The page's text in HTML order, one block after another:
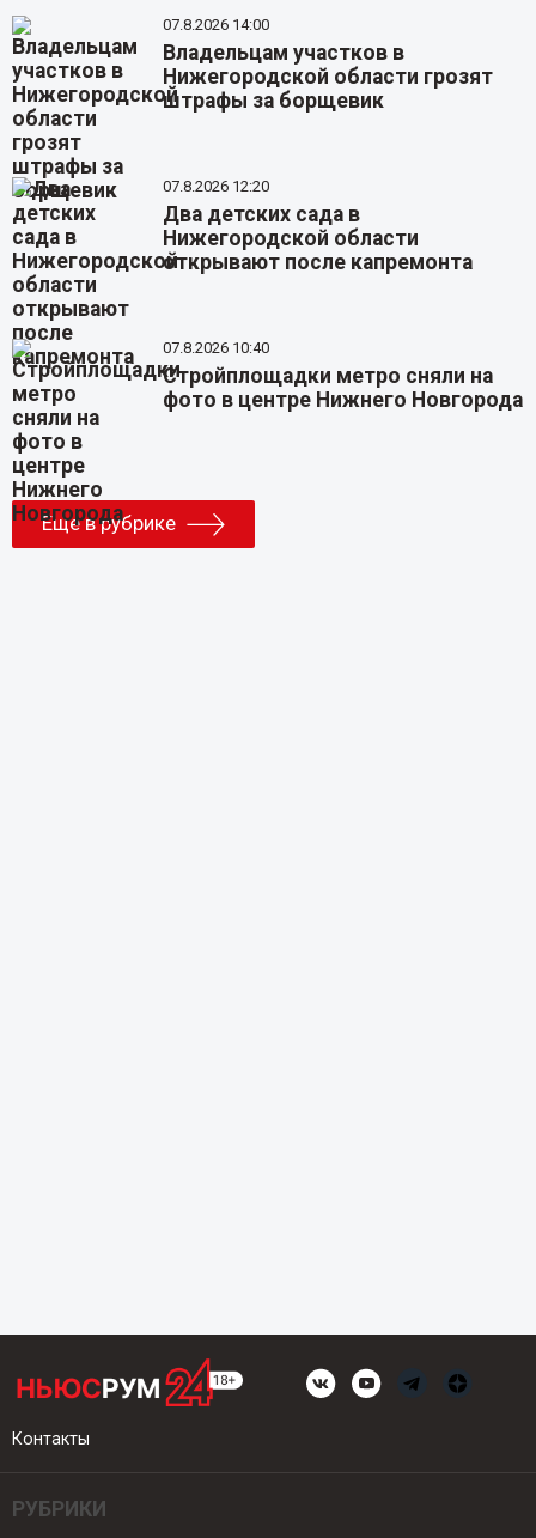
07.8.2026 14:00
Владельцам участков в
Нижегородской области грозят
штрафы за борщевик
07.8.2026 12:20
Два детских сада в
Нижегородской области
открывают после капремонта
07.8.2026 10:40
Стройплощадки метро сняли на
фото в центре Нижнего Новгорода
Еще в рубрике
Контакты
РУБРИКИ